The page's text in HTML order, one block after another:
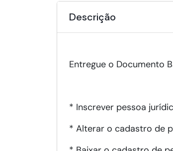
Descrição
Entregue o Documento
* Inscrever pessoa
* Alterar o cadastro de